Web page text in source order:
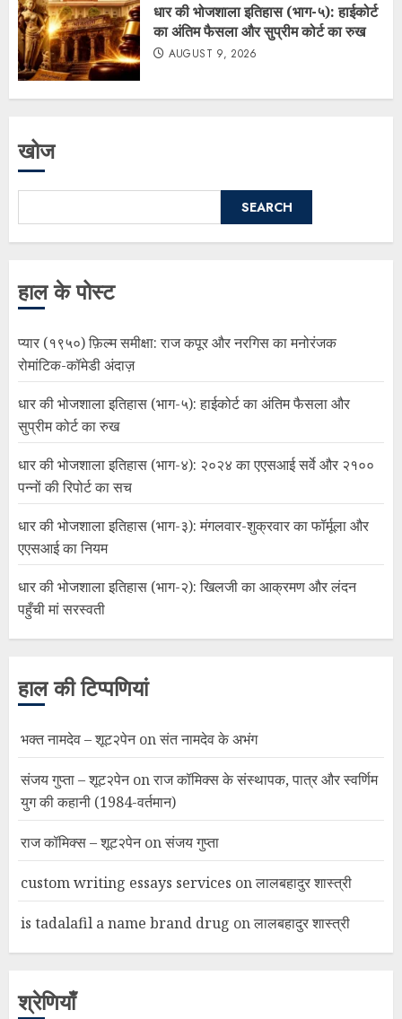
धार की भोजशाला इतिहास (भाग-५): हाईकोर्ट
का अंतिम फैसला और सुप्रीम कोर्ट का रुख
AUGUST 9, 2026
खोज
SEARCH
हाल के पोस्ट
प्यार (१९५०) फ़िल्म समीक्षा: राज कपूर और नरगिस का मनोरंजक
रोमांटिक-कॉमेडी अंदाज़
धार की भोजशाला इतिहास (भाग-५): हाईकोर्ट का अंतिम फैसला और
सुप्रीम कोर्ट का रुख
धार की भोजशाला इतिहास (भाग-४): २०२४ का एएसआई सर्वे और २१००
पन्नों की रिपोर्ट का सच
धार की भोजशाला इतिहास (भाग-३): मंगलवार-शुक्रवार का फॉर्मूला और
एएसआई का नियम
धार की भोजशाला इतिहास (भाग-२): खिलजी का आक्रमण और लंदन
पहुँची मां सरस्वती
हाल की टिप्पणियां
भक्त नामदेव – शूट२पेनonसंत नामदेव के अभंग
संजय गुप्ता – शूट२पेनonराज कॉमिक्स के संस्थापक, पात्र और स्वर्णिम
युग की कहानी (1984-वर्तमान)
राज कॉमिक्स – शूट२पेनonसंजय गुप्ता
custom writing essays services onलालबहादुर शास्त्री
is tadalafil a name brand drug onलालबहादुर शास्त्री
श्रेणियाँ